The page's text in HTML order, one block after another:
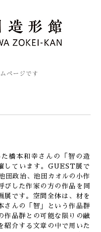
ページです
橋本和幸さんの「智の造
しています。GUEST展で
田政治、池田カオルの小作
びした作家の方の作品を同
展です。空間全体は、材を
さんの「智」という作品群
作品群との可能な限りの融
紹介する文章の中で用いた